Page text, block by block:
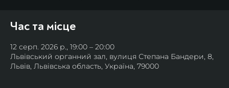
Час та місце
12 серп. 2026 р., 19:00 – 20:00
Львівський органний зал, вулиця Степана Бандери, 8,
Львів, Львівська область, Україна, 79000